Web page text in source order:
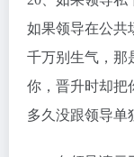
如果领导在公共
千万别生气，那
你，晋升时却把
多久没跟领导单